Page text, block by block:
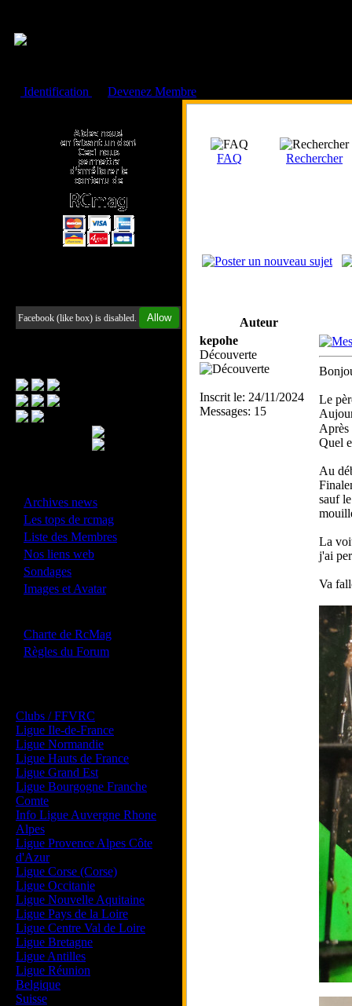
Identification
Devenez Membre
Facebook (like box) is disabled. Allow
Archives news
Les tops de rcmag
Liste des Membres
Nos liens web
Sondages
Images et Avatar
Charte de RcMag
Règles du Forum
Clubs / FFVRC
Ligue Ile-de-France
Ligue Normandie
Ligue Hauts de France
Ligue Grand Est
Ligue Bourgogne Franche
Comte
Info Ligue Auvergne Rhone
Alpes
Ligue Provence Alpes Côte
d'Azur
Ligue Corse (Corse)
Ligue Occitanie
Ligue Nouvelle Aquitaine
Ligue Pays de la Loire
Ligue Centre Val de Loire
Ligue Bretagne
Ligue Antilles
Ligue Réunion
Belgique
Suisse
FAQ Rechercher
Auteur
kepohe
Découverte
Inscrit le: 24/11/2024
Messages: 15
Le
Après
Quel
Au
sauf
La
j'ai
Va